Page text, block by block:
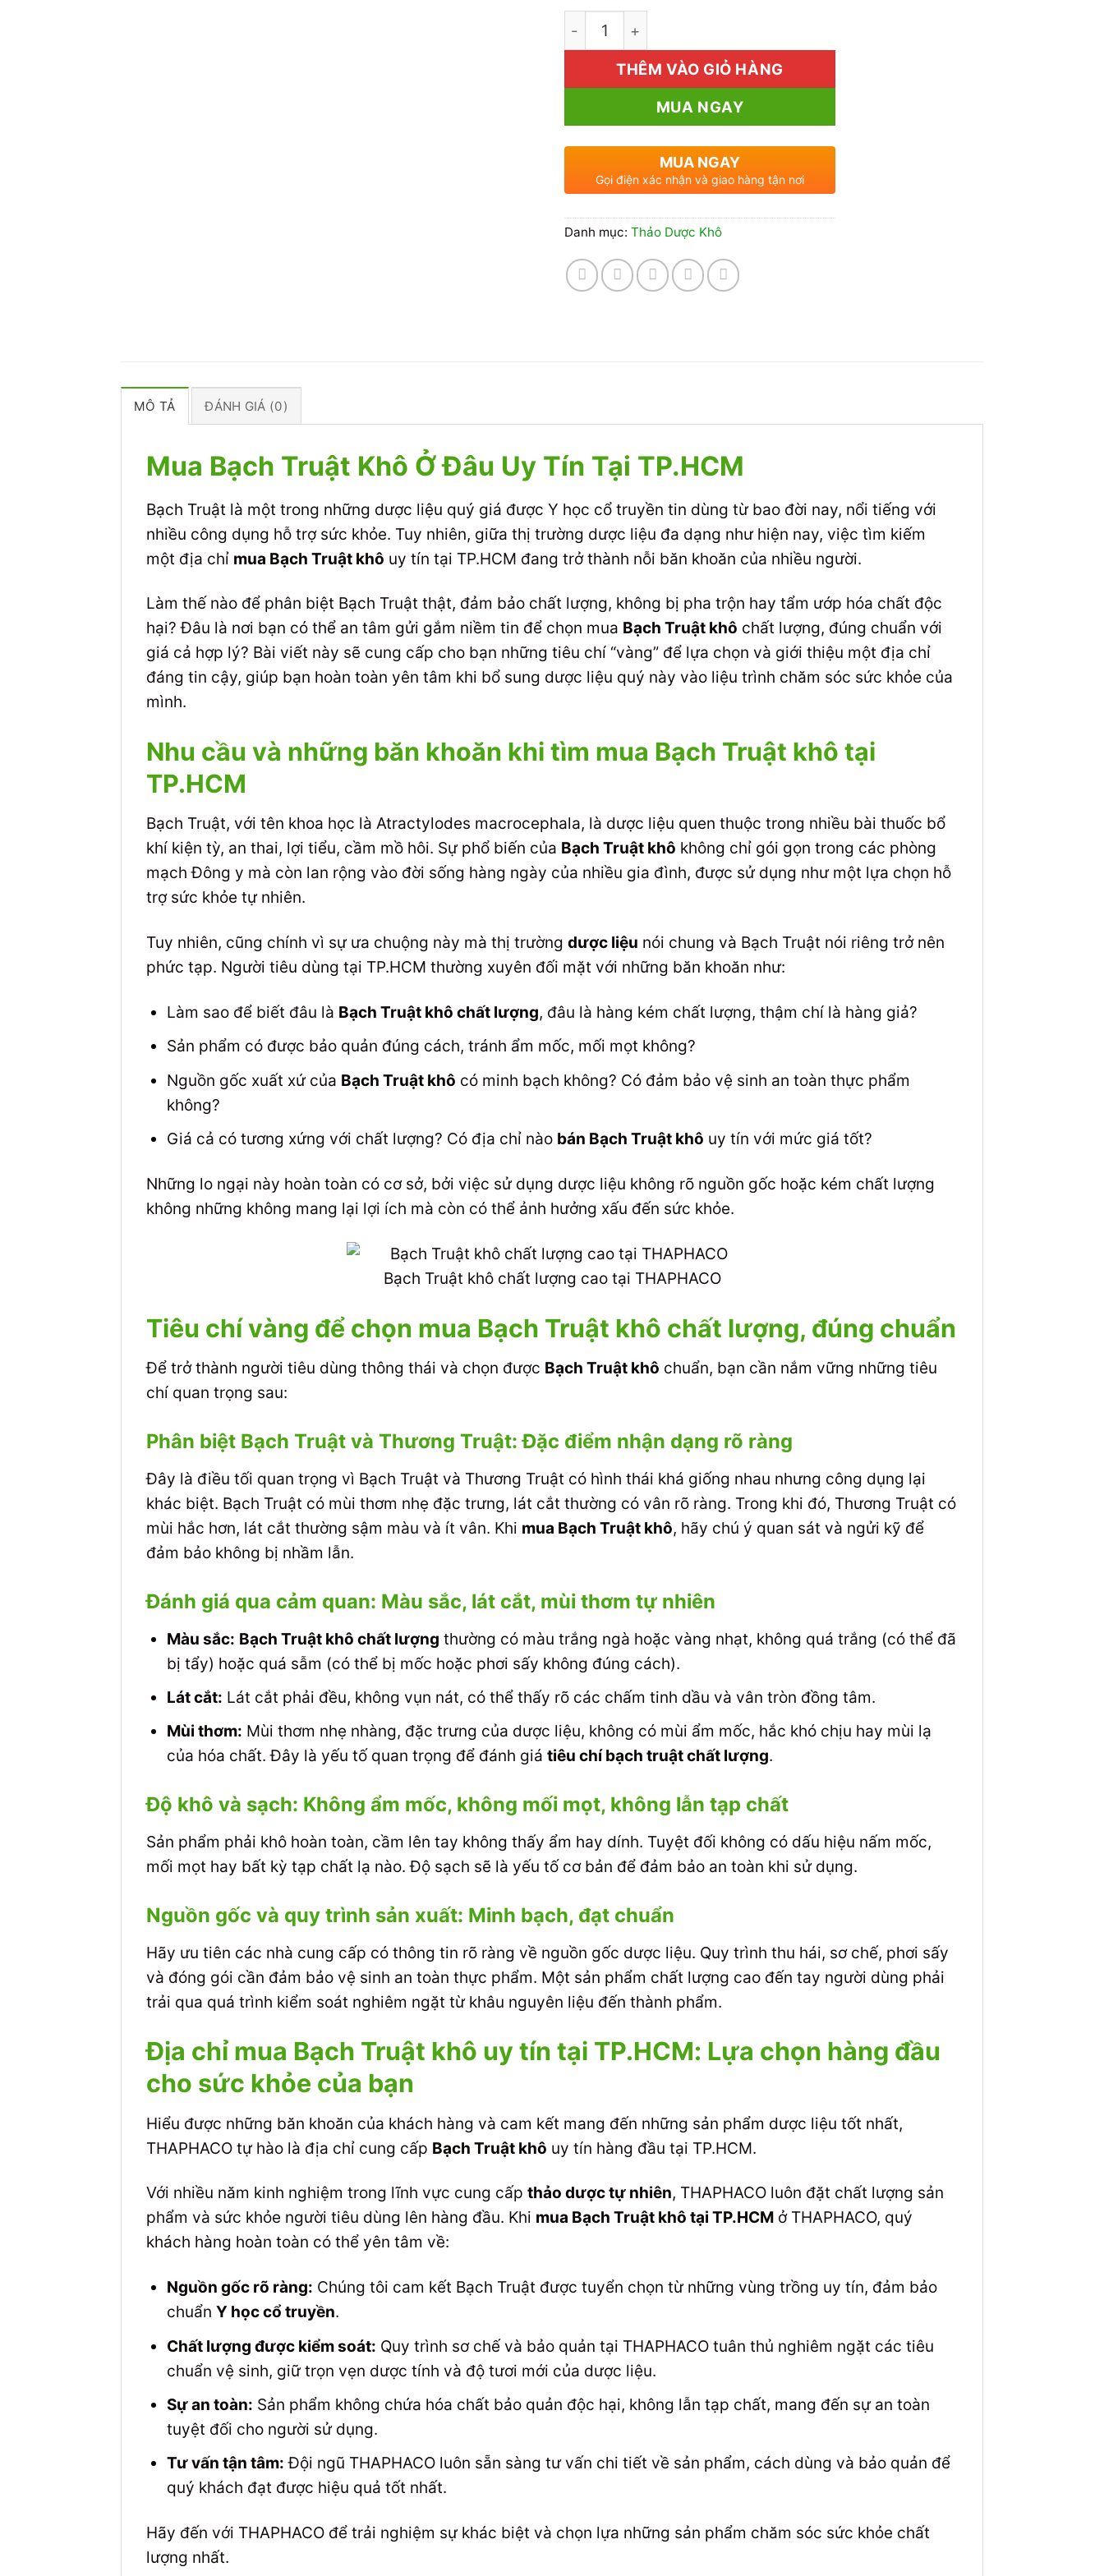
Mua Bạch Truật Khô Ở Đâu Uy Tín Tại TP.HCM số lượng
THÊM VÀO GIỎ HÀNG
MUA NGAY
MUA NGAY
Gọi điện xác nhận và giao hàng tận nơi
Danh mục: Thảo Dược Khô
MÔ TẢ ĐÁNH GIÁ (0)
Mua Bạch Truật Khô Ở Đâu Uy Tín Tại TP.HCM
Bạch Truật là một trong những dược liệu quý giá được Y học cổ truyền tin dùng từ bao đời nay, nổi tiếng với
nhiều công dụng hỗ trợ sức khỏe. Tuy nhiên, giữa thị trường dược liệu đa dạng như hiện nay, việc tìm kiếm
một địa chỉ mua Bạch Truật khô uy tín tại TP.HCM đang trở thành nỗi băn khoăn của nhiều người.
Làm thế nào để phân biệt Bạch Truật thật, đảm bảo chất lượng, không bị pha trộn hay tẩm ướp hóa chất độc
hại? Đâu là nơi bạn có thể an tâm gửi gắm niềm tin để chọn mua Bạch Truật khô chất lượng, đúng chuẩn với
giá cả hợp lý? Bài viết này sẽ cung cấp cho bạn những tiêu chí “vàng” để lựa chọn và giới thiệu một địa chỉ
đáng tin cậy, giúp bạn hoàn toàn yên tâm khi bổ sung dược liệu quý này vào liệu trình chăm sóc sức khỏe của
mình.
Nhu cầu và những băn khoăn khi tìm mua Bạch Truật khô tại
TP.HCM
Bạch Truật, với tên khoa học là Atractylodes macrocephala, là dược liệu quen thuộc trong nhiều bài thuốc bổ
khí kiện tỳ, an thai, lợi tiểu, cầm mồ hôi. Sự phổ biến của Bạch Truật khô không chỉ gói gọn trong các phòng
mạch Đông y mà còn lan rộng vào đời sống hàng ngày của nhiều gia đình, được sử dụng như một lựa chọn hỗ
trợ sức khỏe tự nhiên.
Tuy nhiên, cũng chính vì sự ưa chuộng này mà thị trường dược liệu nói chung và Bạch Truật nói riêng trở nên
phức tạp. Người tiêu dùng tại TP.HCM thường xuyên đối mặt với những băn khoăn như:
Làm sao để biết đâu là Bạch Truật khô chất lượng, đâu là hàng kém chất lượng, thậm chí là hàng giả?
Sản phẩm có được bảo quản đúng cách, tránh ẩm mốc, mối mọt không?
Nguồn gốc xuất xứ của Bạch Truật khô có minh bạch không? Có đảm bảo vệ sinh an toàn thực phẩm
không?
Giá cả có tương xứng với chất lượng? Có địa chỉ nào bán Bạch Truật khô uy tín với mức giá tốt?
Những lo ngại này hoàn toàn có cơ sở, bởi việc sử dụng dược liệu không rõ nguồn gốc hoặc kém chất lượng
không những không mang lại lợi ích mà còn có thể ảnh hưởng xấu đến sức khỏe.
Bạch Truật khô chất lượng cao tại THAPHACO
Tiêu chí vàng để chọn mua Bạch Truật khô chất lượng, đúng chuẩn
Để trở thành người tiêu dùng thông thái và chọn được Bạch Truật khô chuẩn, bạn cần nắm vững những tiêu
chí quan trọng sau:
Phân biệt Bạch Truật và Thương Truật: Đặc điểm nhận dạng rõ ràng
Đây là điều tối quan trọng vì Bạch Truật và Thương Truật có hình thái khá giống nhau nhưng công dụng lại
khác biệt. Bạch Truật có mùi thơm nhẹ đặc trưng, lát cắt thường có vân rõ ràng. Trong khi đó, Thương Truật có
mùi hắc hơn, lát cắt thường sậm màu và ít vân. Khi mua Bạch Truật khô, hãy chú ý quan sát và ngửi kỹ để
đảm bảo không bị nhầm lẫn.
Đánh giá qua cảm quan: Màu sắc, lát cắt, mùi thơm tự nhiên
Màu sắc: Bạch Truật khô chất lượng thường có màu trắng ngà hoặc vàng nhạt, không quá trắng (có thể đã
bị tẩy) hoặc quá sẫm (có thể bị mốc hoặc phơi sấy không đúng cách).
Lát cắt: Lát cắt phải đều, không vụn nát, có thể thấy rõ các chấm tinh dầu và vân tròn đồng tâm.
Mùi thơm: Mùi thơm nhẹ nhàng, đặc trưng của dược liệu, không có mùi ẩm mốc, hắc khó chịu hay mùi lạ
của hóa chất. Đây là yếu tố quan trọng để đánh giá tiêu chí bạch truật chất lượng.
Độ khô và sạch: Không ẩm mốc, không mối mọt, không lẫn tạp chất
Sản phẩm phải khô hoàn toàn, cầm lên tay không thấy ẩm hay dính. Tuyệt đối không có dấu hiệu nấm mốc,
mối mọt hay bất kỳ tạp chất lạ nào. Độ sạch sẽ là yếu tố cơ bản để đảm bảo an toàn khi sử dụng.
Nguồn gốc và quy trình sản xuất: Minh bạch, đạt chuẩn
Hãy ưu tiên các nhà cung cấp có thông tin rõ ràng về nguồn gốc dược liệu. Quy trình thu hái, sơ chế, phơi sấy
và đóng gói cần đảm bảo vệ sinh an toàn thực phẩm. Một sản phẩm chất lượng cao đến tay người dùng phải
trải qua quá trình kiểm soát nghiêm ngặt từ khâu nguyên liệu đến thành phẩm.
Địa chỉ mua Bạch Truật khô uy tín tại TP.HCM: Lựa chọn hàng đầu
cho sức khỏe của bạn
Hiểu được những băn khoăn của khách hàng và cam kết mang đến những sản phẩm dược liệu tốt nhất,
THAPHACO tự hào là địa chỉ cung cấp Bạch Truật khô uy tín hàng đầu tại TP.HCM.
Với nhiều năm kinh nghiệm trong lĩnh vực cung cấp thảo dược tự nhiên, THAPHACO luôn đặt chất lượng sản
phẩm và sức khỏe người tiêu dùng lên hàng đầu. Khi mua Bạch Truật khô tại TP.HCM ở THAPHACO, quý
khách hàng hoàn toàn có thể yên tâm về:
Nguồn gốc rõ ràng: Chúng tôi cam kết Bạch Truật được tuyển chọn từ những vùng trồng uy tín, đảm bảo
chuẩn Y học cổ truyền.
Chất lượng được kiểm soát: Quy trình sơ chế và bảo quản tại THAPHACO tuân thủ nghiêm ngặt các tiêu
chuẩn vệ sinh, giữ trọn vẹn dược tính và độ tươi mới của dược liệu.
Sự an toàn: Sản phẩm không chứa hóa chất bảo quản độc hại, không lẫn tạp chất, mang đến sự an toàn
tuyệt đối cho người sử dụng.
Tư vấn tận tâm: Đội ngũ THAPHACO luôn sẵn sàng tư vấn chi tiết về sản phẩm, cách dùng và bảo quản để
quý khách đạt được hiệu quả tốt nhất.
Hãy đến với THAPHACO để trải nghiệm sự khác biệt và chọn lựa những sản phẩm chăm sóc sức khỏe chất
lượng nhất.